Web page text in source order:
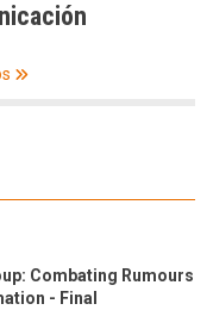
Combating Rumours
- Final